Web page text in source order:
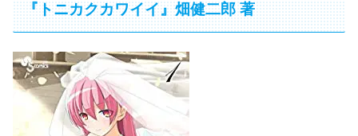
『トニカクカワイイ』畑健二郎 著